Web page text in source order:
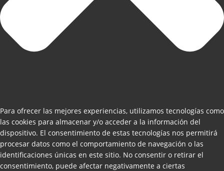
Para ofrecer las mejores experiencias, utilizamos tecnologías como
las cookies para almacenar y/o acceder a la información del
dispositivo. El consentimiento de estas tecnologías nos permitirá
procesar datos como el comportamiento de navegación o las
identificaciones únicas en este sitio. No consentir o retirar el
consentimiento, puede afectar negativamente a ciertas